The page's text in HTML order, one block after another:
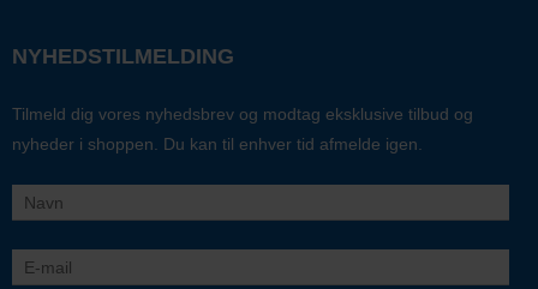
NYHEDSTILMELDING
Tilmeld dig vores nyhedsbrev og modtag eksklusive tilbud og
nyheder i shoppen. Du kan til enhver tid afmelde igen.